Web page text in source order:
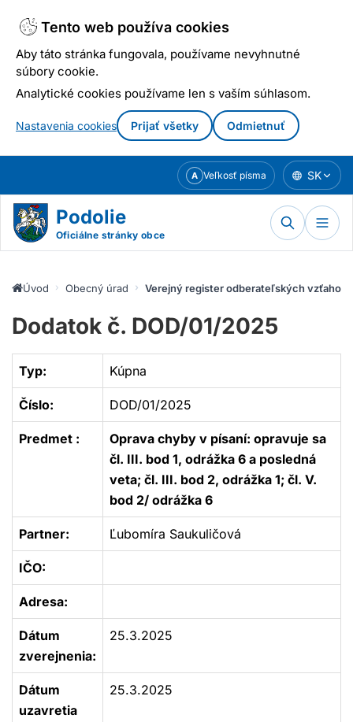
Tento web používa cookies
Aby táto stránka fungovala, používame nevyhnutné
súbory cookie.
Analytické cookies používame len s vaším súhlasom.
Nastavenia cookies Prijať všetky Odmietnuť
obsahu
A Veľkosť písma SK
Podolie
Oficiálne stránky obce
Úvod Obecný úrad Verejný register odberateľských vzťahov
Dodatok č. DOD/01/2025
Typ: Kúpna
Číslo: DOD/01/2025
Predmet :
Oprava chyby v písaní: opravuje sa
čl. III. bod 1, odrážka 6 a posledná
veta; čl. III. bod 2, odrážka 1; čl. V.
bod 2/ odrážka 6
Partner: Ľubomíra Saukuličová
IČO:
Adresa:
Dátum
zverejnenia:
25.3.2025
Dátum
uzavretia
25.3.2025